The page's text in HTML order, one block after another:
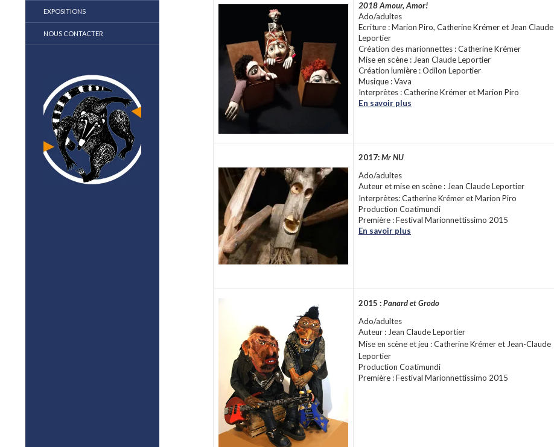
2018 Amour, Amor!
Ado/adultes
Ecriture : Marion Piro, Catherine Krémer et Jean Claude
Leportier
Création des marionnettes : Catherine Krémer
Mise en scène : Jean Claude Leportier
Création lumière : Odilon Leportier
Musique : Vava
Interprètes : Catherine Krémer et Marion Piro
En savoir plus
2017:Mr NU
Ado/adultes
Auteur et mise en scène : Jean Claude Leportier
Interprètes: Catherine Krémer et Marion Piro
Production Coatimundi
Première : Festival Marionnettissimo 2015
En savoir plus
2015 :Panard et Grodo
Ado/adultes
Auteur : Jean Claude Leportier
Mise en scène et jeu : Catherine Krémer et Jean-Claude
Leportier
Production Coatimundi
Première : Festival Marionnettissimo 2015
EXPOSITIONS
NOUS CONTACTER